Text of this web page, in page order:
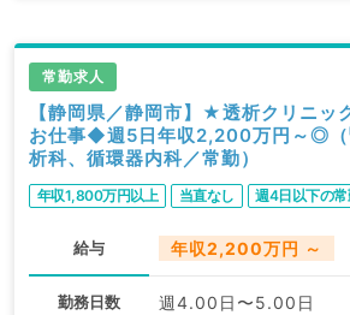
常勤求人
【静岡県／静岡市】★透析クリニッ
お仕事◆週5日年収2,200万円～◎（
析科、循環器内科／常勤）
年収1,800万円以上 当直なし 週4日以下の
給与 年収2,200万円 ～
勤務日数 週4.00日〜5.00日